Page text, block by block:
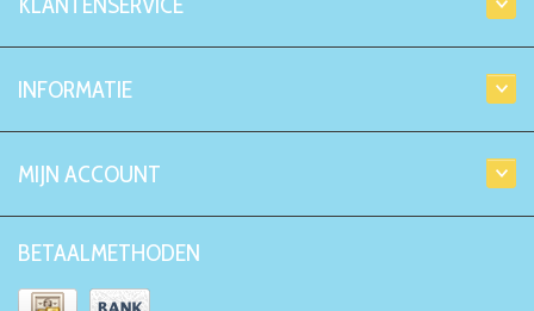
INFORMATIE
MIJN ACCOUNT
BETAALMETHODEN